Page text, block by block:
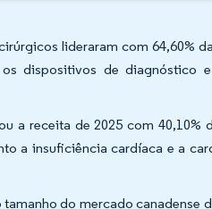
lideraram com 64,60%
dispositivos de diagnóstico
a receita de 2025 com
a insuficiência cardíaca e a
do mercado canadense